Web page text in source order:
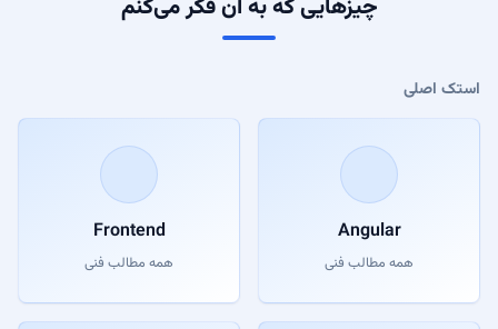
چیزهایی که به آن فکر می‌کنم
استک اصلی
Angular
همه مطالب فنی
Frontend
همه مطالب فنی